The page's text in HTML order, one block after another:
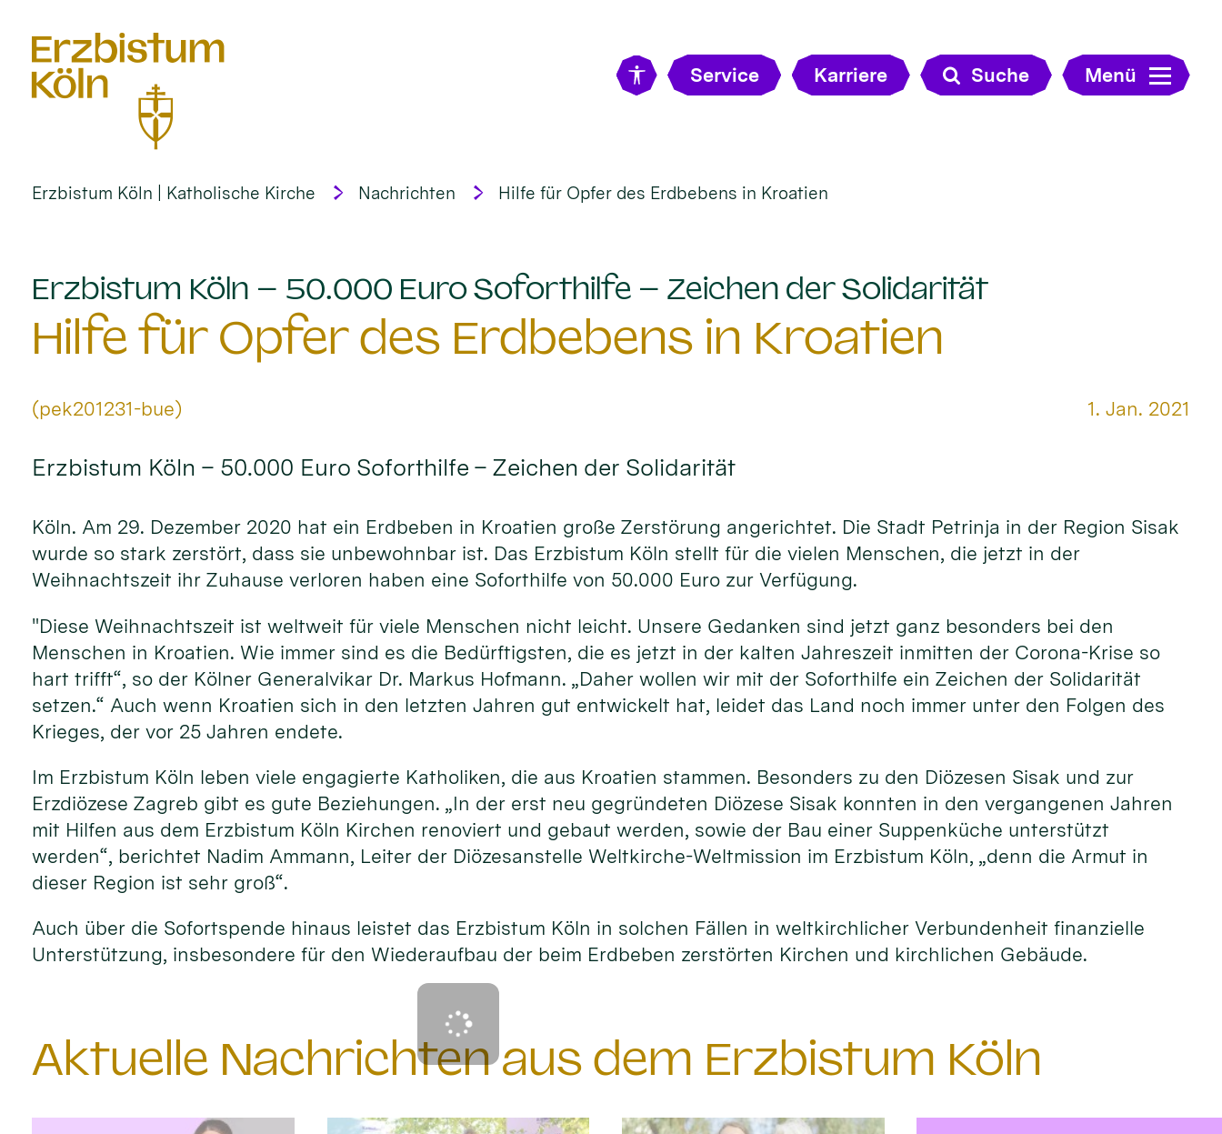
Service Karriere Suche Menü
Erzbistum Köln | Katholische Kirche Nachrichten Hilfe für Opfer des Erdbebens in Kroatien
Erzbistum Köln – 50.000 Euro Soforthilfe – Zeichen der Solidarität:
Hilfe für Opfer des Erdbebens in Kroatien
Datum:
1. Jan. 2021
Von:
(pek201231-bue)
Erzbistum Köln – 50.000 Euro Soforthilfe – Zeichen der Solidarität
Köln. Am 29. Dezember 2020 hat ein Erdbeben in Kroatien große Zerstörung angerichtet. Die Stadt Petrinja in der Region Sisak
wurde so stark zerstört, dass sie unbewohnbar ist. Das Erzbistum Köln stellt für die vielen Menschen, die jetzt in der
Weihnachtszeit ihr Zuhause verloren haben eine Soforthilfe von 50.000 Euro zur Verfügung.
"Diese Weihnachtszeit ist weltweit für viele Menschen nicht leicht. Unsere Gedanken sind jetzt ganz besonders bei den
Menschen in Kroatien. Wie immer sind es die Bedürftigsten, die es jetzt in der kalten Jahreszeit inmitten der Corona-Krise so
hart trifft“, so der Kölner Generalvikar Dr. Markus Hofmann. „Daher wollen wir mit der Soforthilfe ein Zeichen der Solidarität
setzen.“ Auch wenn Kroatien sich in den letzten Jahren gut entwickelt hat, leidet das Land noch immer unter den Folgen des
Krieges, der vor 25 Jahren endete.
Im Erzbistum Köln leben viele engagierte Katholiken, die aus Kroatien stammen. Besonders zu den Diözesen Sisak und zur
Erzdiözese Zagreb gibt es gute Beziehungen. „In der erst neu gegründeten Diözese Sisak konnten in den vergangenen Jahren
mit Hilfen aus dem Erzbistum Köln Kirchen renoviert und gebaut werden, sowie der Bau einer Suppenküche unterstützt
werden“, berichtet Nadim Ammann, Leiter der Diözesanstelle Weltkirche-Weltmission im Erzbistum Köln, „denn die Armut in
dieser Region ist sehr groß“.
Auch über die Sofortspende hinaus leistet das Erzbistum Köln in solchen Fällen in weltkirchlicher Verbundenheit finanzielle
Unterstützung, insbesondere für den Wiederaufbau der beim Erdbeben zerstörten Kirchen und kirchlichen Gebäude.
Aktuelle Nachrichten aus dem Erzbistum Köln